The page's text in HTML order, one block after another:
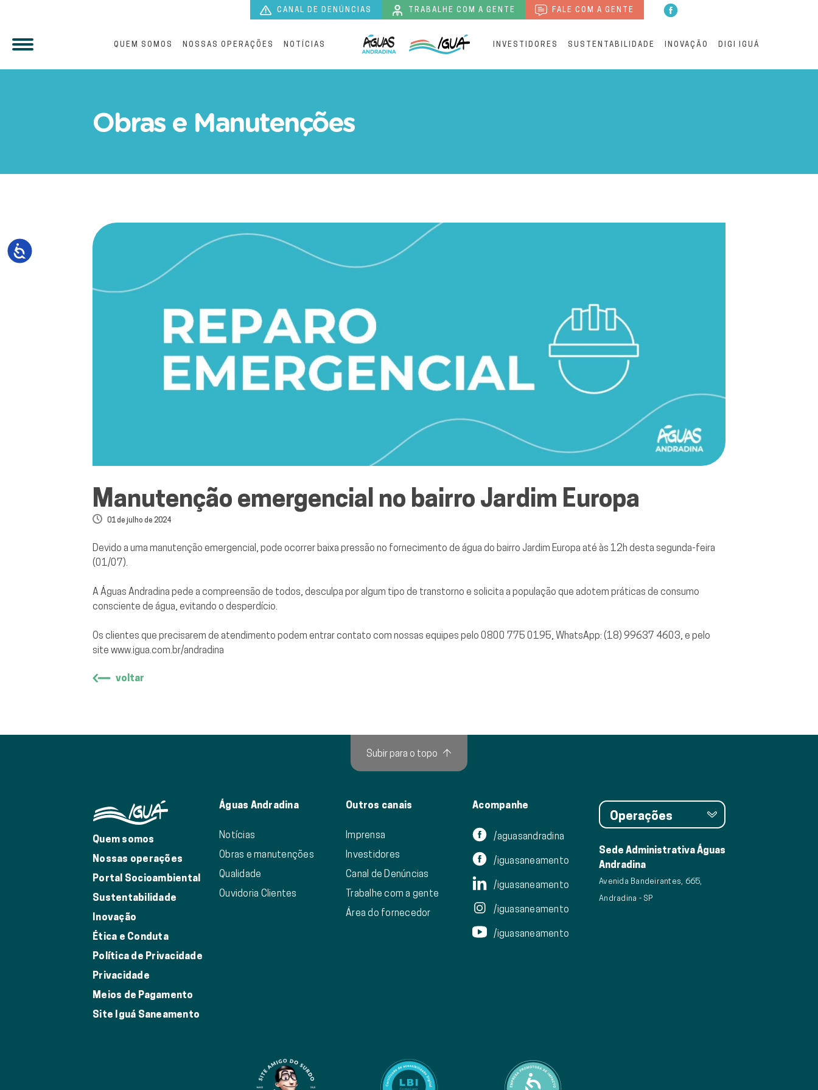
CANAL DE DENÚNCIAS TRABALHE COM A GENTE FALE COM A GENTE
QUEM SOMOS NOSSAS OPERAÇÕES NOTÍCIAS INVESTIDORES SUSTENTABILIDADE INOVAÇÃO DIGI IGUÁ
Obras e Manutenções
Manutenção emergencial no bairro Jardim Europa
01 de julho de 2024
Devido a uma manutenção emergencial, pode ocorrer baixa pressão no fornecimento de água do bairro Jardim Europa até às 12h desta segunda-feira
(01/07).
A Águas Andradina pede a compreensão de todos, desculpa por algum tipo de transtorno e solicita a população que adotem práticas de consumo
consciente de água, evitando o desperdício.
Os clientes que precisarem de atendimento podem entrar contato com nossas equipes pelo 0800 775 0195, WhatsApp: (18) 99637 4603, e pelo
site www.igua.com.br/andradina
voltar
Quem somos
Nossas operações
Portal Socioambiental
Sustentabilidade
Inovação
Ética e Conduta
Política de Privacidade
Privacidade
Meios de Pagamento
Site Iguá Saneamento
Águas Andradina
Notícias
Obras e manutenções
Qualidade
Ouvidoria Clientes
Outros canais
Imprensa
Investidores
Canal de Denúncias
Trabalhe com a gente
Área do fornecedor
Acompanhe
/aguasandradina
/iguasaneamento
/iguasaneamento
/iguasaneamento
/iguasaneamento
Operações
Sede Administrativa Águas
Andradina
Avenida Bandeirantes, 665,
Andradina - SP
Subir para o topo ↑